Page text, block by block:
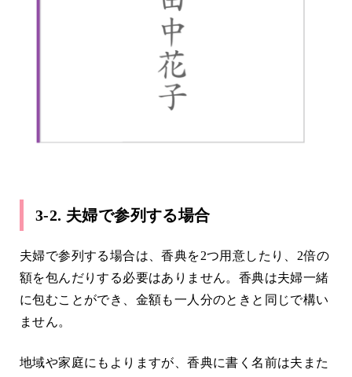
3-2. 夫婦で参列する場合
夫婦で参列する場合は、香典を2つ用意したり、2倍の
額を包んだりする必要はありません。香典は夫婦一緒
に包むことができ、金額も一人分のときと同じで構い
ません。
地域や家庭にもよりますが、香典に書く名前は夫また